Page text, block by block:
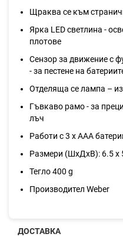
Щраква се към
Ярка LED светлина -
плотове
Сензор за движение с
- за пестене на
Отделяща се лампа –
Гъвкаво рамо - за
лъч
Работи с 3 x AAA
Размери (ШхДхВ): 6.5 x
Тегло 400 g
Производител Weber
ДОСТАВКА